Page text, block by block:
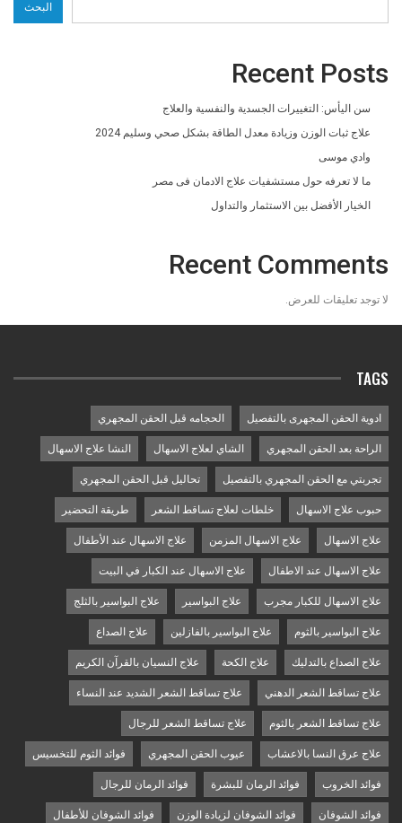
البحث
Recent Posts
سن اليأس: التغييرات الجسدية والنفسية والعلاج
علاج ثبات الوزن وزيادة معدل الطاقة بشكل صحي وسليم 2024
وادي موسى
ما لا تعرفه حول مستشفيات علاج الادمان فى مصر
الخيار الأفضل بين الاستثمار والتداول
Recent Comments
لا توجد تعليقات للعرض.
TAGS
ادوية الحقن المجهرى بالتفصيل الحجامه قبل الحقن المجهري
الراحة بعد الحقن المجهري الشاي لعلاج الاسهال النشا علاج الاسهال
تجربتي مع الحقن المجهري بالتفصيل تحاليل قبل الحقن المجهري
حبوب علاج الاسهال خلطات لعلاج تساقط الشعر طريقة التحضير
علاج الاسهال علاج الاسهال المزمن علاج الاسهال عند الأطفال
علاج الاسهال عند الاطفال علاج الاسهال عند الكبار في البيت
علاج الاسهال للكبار مجرب علاج البواسير علاج البواسير بالثلج
علاج البواسير بالثوم علاج البواسير بالفازلين علاج الصداع
علاج الصداع بالتدليك علاج الكحة علاج النسيان بالقرآن الكريم
علاج تساقط الشعر الدهني علاج تساقط الشعر الشديد عند النساء
علاج تساقط الشعر بالثوم علاج تساقط الشعر للرجال
علاج عرق النسا بالاعشاب عيوب الحقن المجهري فوائد الثوم للتخسيس
فوائد الخروب فوائد الرمان للبشرة فوائد الرمان للرجال
فوائد الشوفان فوائد الشوفان لزيادة الوزن فوائد الشوفان للأطفال